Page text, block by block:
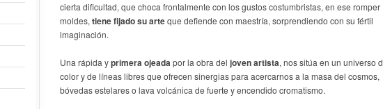
cierta dificultad, que choca frontalmente con los gustos costumbristas, en ese romper
moldes, tiene fijado su arteque defiende con maestría, sorprendiendo con su fértil
imaginación.
Una rápida yprimera ojeadapor la obra del joven artista, nos sitúa en un universo
color y de líneas libres que ofrecen sinergias para acercarnos a la masa del cosmos,
bóvedas estelares o lava volcánica de fuerte y encendido cromatismo.